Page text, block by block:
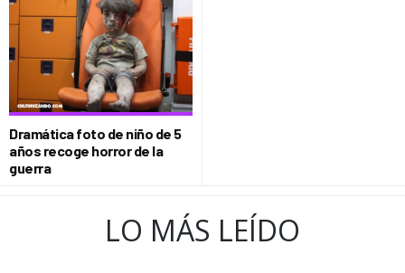
CIENCIA Y TECNOLOGÍA
VIDA
SOCIEDAD
CULTURIZANDO.COM
Dramática foto de niño de 5
años recoge horror de la
guerra
LO MÁS LEÍDO